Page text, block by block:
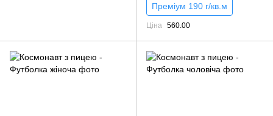
Преміум 190 г/кв.м
Ціна 560.00